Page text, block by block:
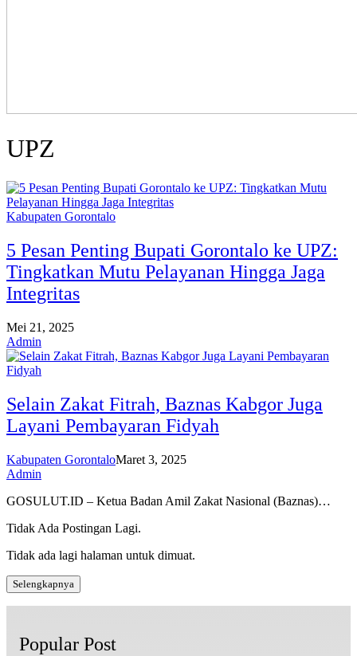
UPZ
Kabupaten Gorontalo
5 Pesan Penting Bupati Gorontalo ke UPZ:
Tingkatkan Mutu Pelayanan Hingga Jaga
Integritas
Mei 21, 2025
Admin
Selain Zakat Fitrah, Baznas Kabgor Juga
Layani Pembayaran Fidyah
Kabupaten GorontaloMaret 3, 2025
Admin
GOSULUT.ID – Ketua Badan Amil Zakat Nasional (Baznas)…
Tidak Ada Postingan Lagi.
Tidak ada lagi halaman untuk dimuat.
Selengkapnya
Popular Post